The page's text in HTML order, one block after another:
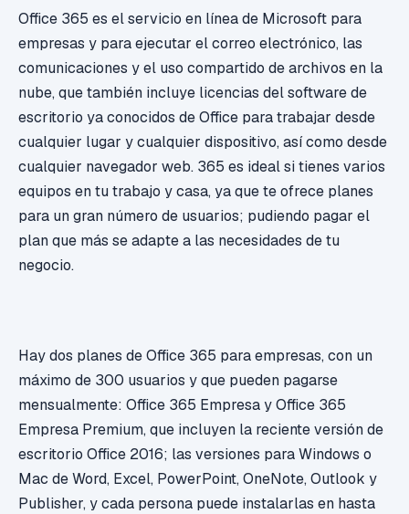
Office 365 es el servicio en línea de Microsoft para
empresas y para ejecutar el correo electrónico, las
comunicaciones y el uso compartido de archivos en la
nube, que también incluye licencias del software de
escritorio ya conocidos de Office para trabajar desde
cualquier lugar y cualquier dispositivo, así como desde
cualquier navegador web. 365 es ideal si tienes varios
equipos en tu trabajo y casa, ya que te ofrece planes
para un gran número de usuarios; pudiendo pagar el
plan que más se adapte a las necesidades de tu
negocio.
Hay dos planes de Office 365 para empresas, con un
máximo de 300 usuarios y que pueden pagarse
mensualmente: Office 365 Empresa y Office 365
Empresa Premium, que incluyen la reciente versión de
escritorio Office 2016; las versiones para Windows o
Mac de Word, Excel, PowerPoint, OneNote, Outlook y
Publisher, y cada persona puede instalarlas en hasta